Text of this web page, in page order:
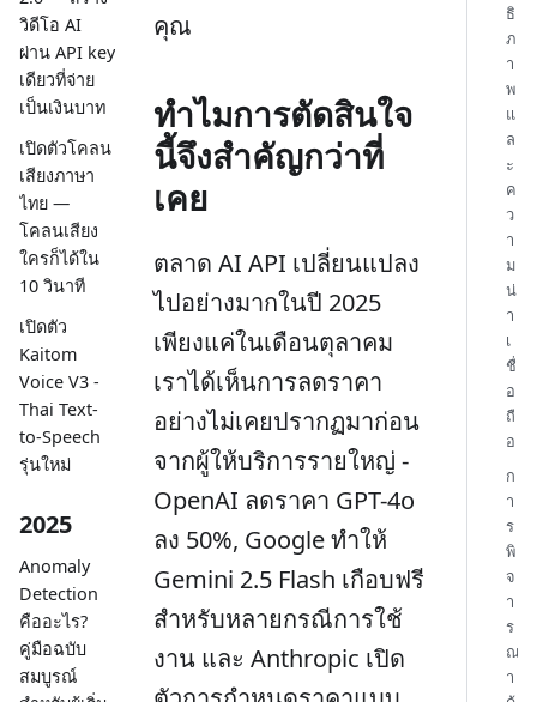
วิดีโอ AI
ผ่าน API key
เดียวที่จ่าย
เป็นเงินบาท
เปิดตัวโคลน
เสียงภาษา
ไทย —
โคลนเสียง
ใครก็ได้ใน
10 วินาที
เปิดตัว
Kaitom
Voice V3 -
Thai Text-
to-Speech
รุ่นใหม่
2025
Anomaly
Detection
คืออะไร?
คู่มือฉบับ
สมบูรณ์
คุณ
ทำไมการตัดสินใจ
นี้จึงสำคัญกว่าที่
เคย
ตลาด AI API เปลี่ยนแปลง
ไปอย่างมากในปี 2025
เพียงแค่ในเดือนตุลาคม
เราได้เห็นการลดราคา
อย่างไม่เคยปรากฏมาก่อน
จากผู้ให้บริการรายใหญ่ -
OpenAI ลดราคา GPT-4o
ลง 50%, Google ทำให้
Gemini 2.5 Flash เกือบฟรี
สำหรับหลายกรณีการใช้
งาน และ Anthropic เปิด
ธิ
ภ
า
พ
แ
ล
ะ
ค
ว
า
ม
น่
า
เ
ชื่
อ
ถื
อ
ก
า
ร
พิ
จ
า
ร
ณ
า